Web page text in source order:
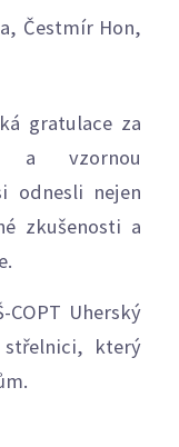
Čestmír Hon,
gratulace za
a vzornou
odnesli nejen
zkušenosti a
Uherský
který